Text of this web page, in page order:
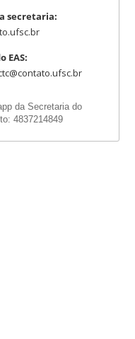
secretaria:
EAS:
da Secretaria do
4837214849